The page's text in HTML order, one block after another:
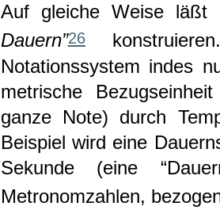
Auf gleiche Weise
Dauern”26
Notationssystem indes
metrische
ganze Note) durch
Beispiel wird eine
Sekunde (eine
Metronomzahlen,